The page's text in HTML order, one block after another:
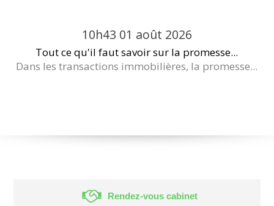
10h43 01 août 2026
Tout ce qu'il faut savoir sur la promesse...
Dans les transactions immobilières, la promesse...
Rendez-vous cabinet